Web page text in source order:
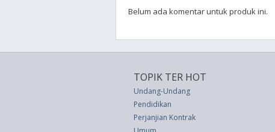
Belum ada komentar untuk produk ini.
TOPIK TER HOT
Undang-Undang
Pendidikan
Perjanjian Kontrak